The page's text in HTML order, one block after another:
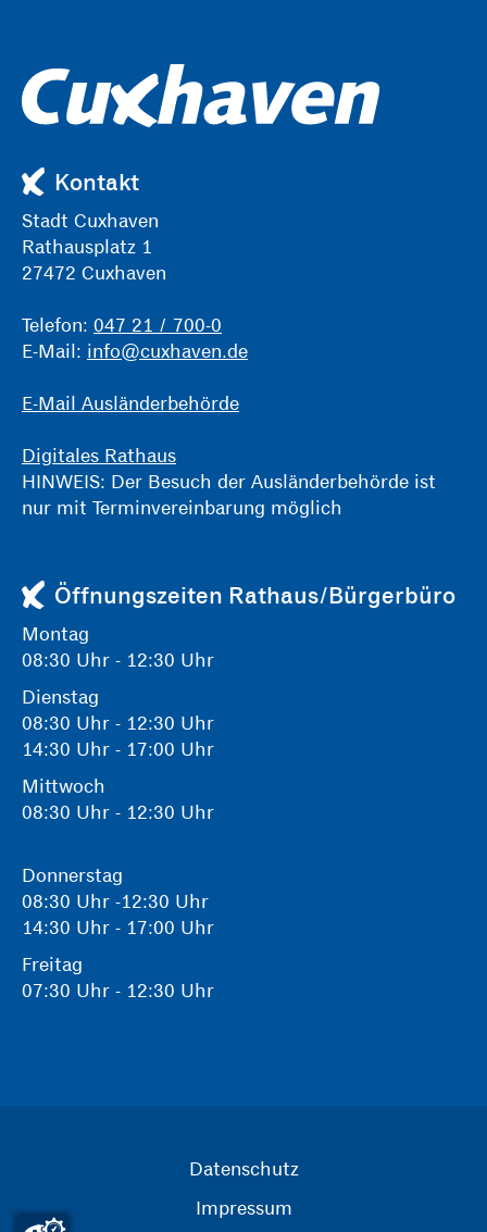
Kontakt
Stadt Cuxhaven
Rathausplatz 1
27472 Cuxhaven
Telefon: 047 21 / 700-0
E-Mail: info@cuxhaven.de
E-Mail Ausländerbehörde
Digitales Rathaus
HINWEIS: Der Besuch der Ausländerbehörde ist
nur mit Terminvereinbarung möglich
Öffnungszeiten Rathaus/Bürgerbüro
Montag
08:30 Uhr - 12:30 Uhr
Dienstag
08:30 Uhr - 12:30 Uhr
14:30 Uhr - 17:00 Uhr
Mittwoch
08:30 Uhr - 12:30 Uhr
Donnerstag
08:30 Uhr -12:30 Uhr
14:30 Uhr - 17:00 Uhr
Freitag
07:30 Uhr - 12:30 Uhr
Datenschutz
Impressum